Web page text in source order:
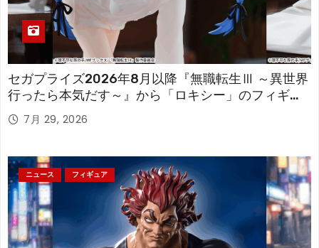
セガプライズ2026年8月以降『無職転生Ⅲ ～異世界
行ったら本気だす～』から「ロキシー」のフィギュ
アが登場！
7月 29, 2026
ニュース フィギュア